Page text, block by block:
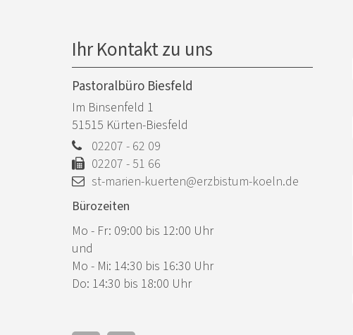
Ihr Kontakt zu uns
Pastoralbüro Biesfeld
Im Binsenfeld 1
51515 Kürten-Biesfeld
02207 - 62 09
02207 - 51 66
st-marien-kuerten@erzbistum-koeln.de
Bürozeiten
Mo - Fr: 09:00 bis 12:00 Uhr
und
Mo - Mi: 14:30 bis 16:30 Uhr
Do: 14:30 bis 18:00 Uhr